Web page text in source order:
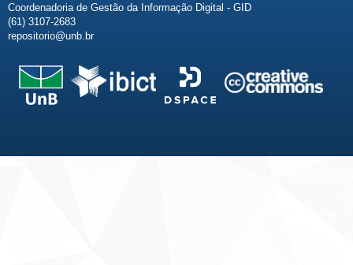
Coordenadoria de Gestão da Informação Digital - GID
(61) 3107-2683
repositorio@unb.br